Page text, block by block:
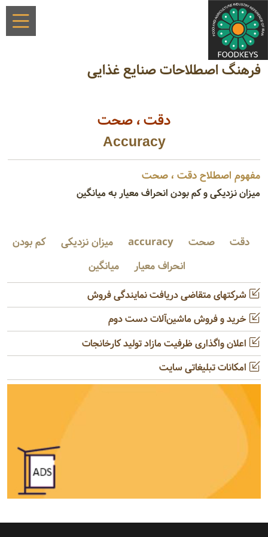
فرهنگ اصطلاحات صنایع غذایی
دقت‌ ، صحت‌
Accuracy
مفهوم اصطلاح دقت‌ ، صحت‌
میزان نزدیکی و کم بودن انحراف معیار به میانگین
دقت‌ صحت‌ accuracy میزان نزدیکی
کم بودن
انحراف معیار
میانگین
شرکتهای متقاضی دریافت نمایندگی فروش
خرید و فروش ماشین‌آلات دست دوم
اعلان واگذاری ظرفیت مازاد تولید کارخانجات
امکانات تبلیغاتی سایت